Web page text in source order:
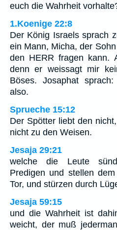
euch die Wahrheit
1.Koenige 22:8
Der König Israels sprach
ein Mann, Micha, der
den HERR fragen kann.
denn er weissagt mir
Böses. Josaphat
also.
Sprueche 15:12
Der Spötter liebt den
nicht zu den Weisen.
Jesaja 29:21
welche die Leute
Predigen und stellen
Tor, und stürzen durch
Jesaja 59:15
und die Wahrheit ist
weicht, der muß